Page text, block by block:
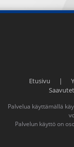
Etusivu |
Palvelua käyttämällä
Palvelun käyttö on